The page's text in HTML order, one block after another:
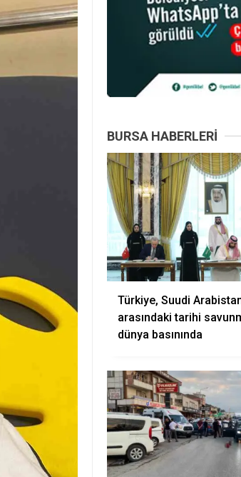
BURSA HABERLERI
Türkiye, Suudi
arasındaki tarihi
dünya basınında